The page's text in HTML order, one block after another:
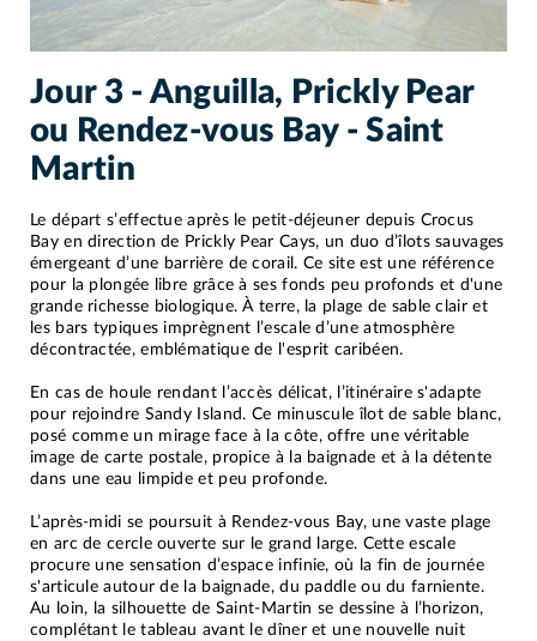
Jour 3 - Anguilla, Prickly Pear
ou Rendez-vous Bay - Saint
Martin
Le départ s’effectue après le petit-déjeuner depuis Crocus
Bay en direction de Prickly Pear Cays, un duo d’îlots sauvages
émergeant d’une barrière de corail. Ce site est une référence
pour la plongée libre grâce à ses fonds peu profonds et d'une
grande richesse biologique. À terre, la plage de sable clair et
les bars typiques imprègnent l’escale d’une atmosphère
décontractée, emblématique de l'esprit caribéen.
En cas de houle rendant l’accès délicat, l’itinéraire s'adapte
pour rejoindre Sandy Island. Ce minuscule îlot de sable blanc,
posé comme un mirage face à la côte, offre une véritable
image de carte postale, propice à la baignade et à la détente
dans une eau limpide et peu profonde.
L’après-midi se poursuit à Rendez-vous Bay, une vaste plage
en arc de cercle ouverte sur le grand large. Cette escale
procure une sensation d’espace infinie, où la fin de journée
s'articule autour de la baignade, du paddle ou du farniente.
Au loin, la silhouette de Saint-Martin se dessine à l’horizon,
complétant le tableau avant le dîner et une nouvelle nuit